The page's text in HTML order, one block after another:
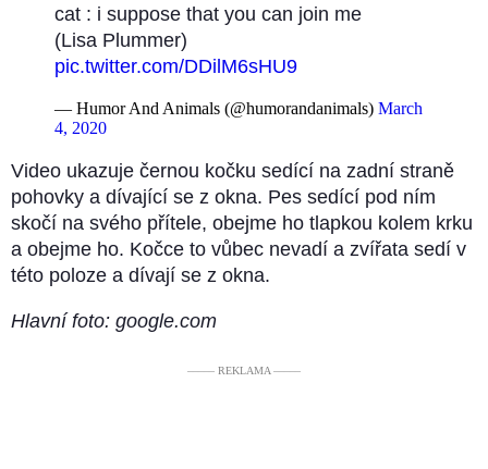
cat : i suppose that you can join me
(Lisa Plummer)
pic.twitter.com/DDilM6sHU9
— Humor And Animals (@humorandanimals) March
4, 2020
Video ukazuje černou kočku sedící na zadní straně
pohovky a dívající se z okna. Pes sedící pod ním
skočí na svého přítele, obejme ho tlapkou kolem krku
a obejme ho. Kočce to vůbec nevadí a zvířata sedí v
této poloze a dívají se z okna.
Hlavní foto: google.com
––––– REKLAMA –––––